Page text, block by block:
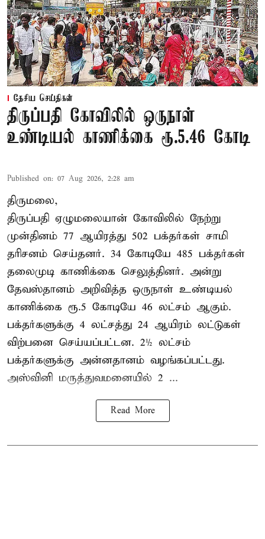
தேசிய செய்திகள்
திருப்பதி கோவிலில் ஒருநாள்
உண்டியல் காணிக்கை ரூ.5.46 கோடி
Published on: 07 Aug 2026, 2:28 am
திருமலை,
திருப்பதி ஏழுமலையான் கோவிலில் நேற்று
முன்தினம் 77 ஆயிரத்து 502 பக்தர்கள் சாமி
தரிசனம் செய்தனர். 34 கோடியே 485 பக்தர்கள்
தலைமுடி காணிக்கை செலுத்தினர். அன்று
தேவஸ்தானம் அறிவித்த ஒருநாள் உண்டியல்
காணிக்கை ரூ.5 கோடியே 46 லட்சம் ஆகும்.
பக்தர்களுக்கு 4 லட்சத்து 24 ஆயிரம் லட்டுகள்
விற்பனை செய்யப்பட்டன. 2½ லட்சம்
பக்தர்களுக்கு அன்னதானம் வழங்கப்பட்டது.
அஸ்வினி மருத்துவமனையில் 2 ...
Read More